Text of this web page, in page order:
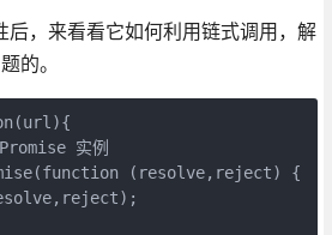
，来看看它如何利用链式调用，解
的。
实例
(resolve,reject) {